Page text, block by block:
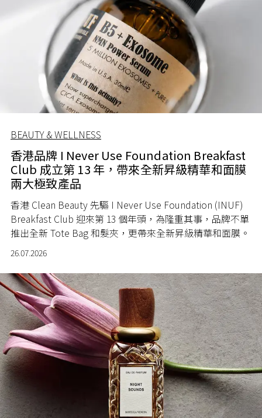
BEAUTY & WELLNESS
香港品牌 I Never Use Foundation Breakfast
Club 成立第 13 年，帶來全新昇級精華和面膜
兩大極致產品
香港 Clean Beauty 先驅 I Never Use Foundation (INUF)
Breakfast Club 迎來第 13 個年頭，為隆重其事，品牌不單
推出全新 Tote Bag 和髮夾，更帶來全新昇級精華和面膜。
26.07.2026